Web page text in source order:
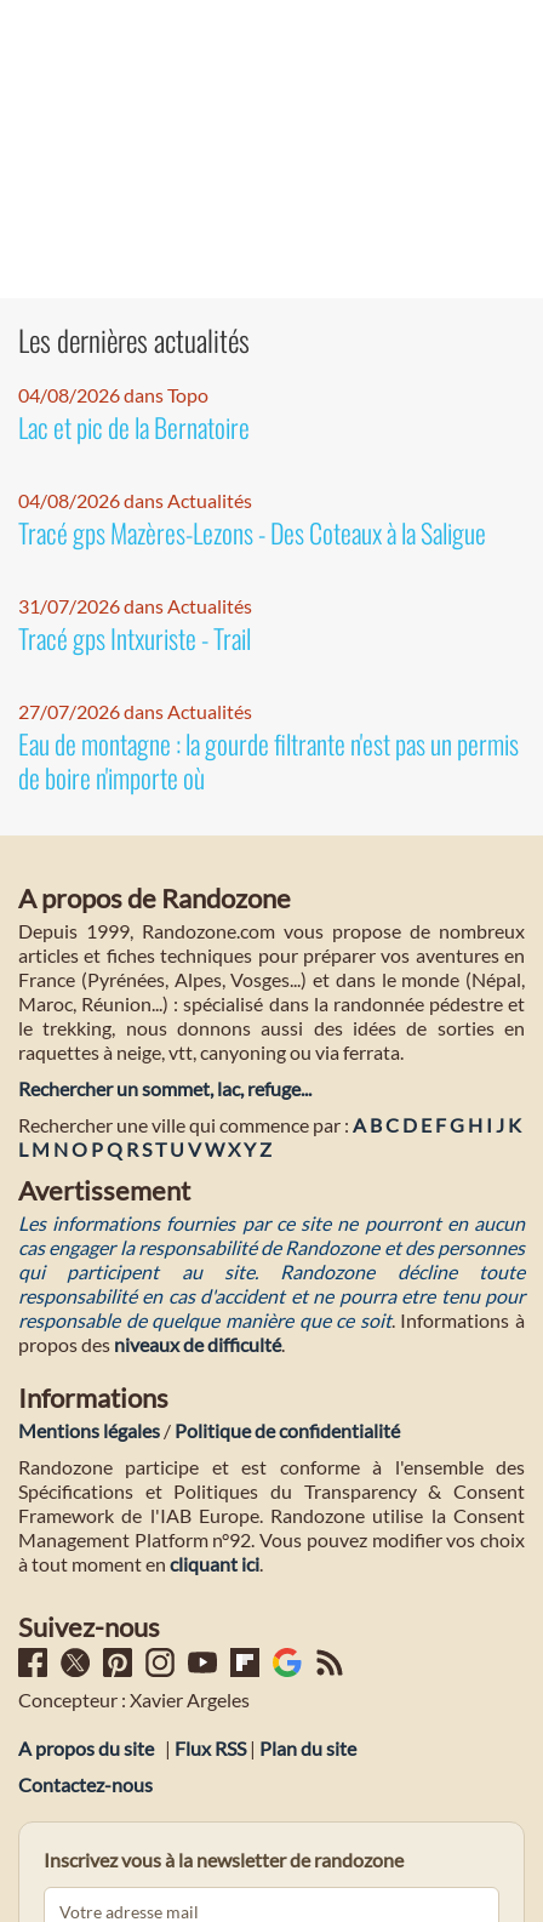
Les dernières actualités
04/08/2026 dans Topo
Lac et pic de la Bernatoire
04/08/2026 dans Actualités
Tracé gps Mazères-Lezons - Des Coteaux à la Saligue
31/07/2026 dans Actualités
Tracé gps Intxuriste - Trail
27/07/2026 dans Actualités
Eau de montagne : la gourde filtrante n'est pas un permis
de boire n'importe où
A propos de Randozone
Depuis 1999, Randozone.com vous propose de nombreux
articles et fiches techniques pour préparer vos aventures en
France (Pyrénées, Alpes, Vosges...) et dans le monde (Népal,
Maroc, Réunion...) : spécialisé dans la randonnée pédestre et
le trekking, nous donnons aussi des idées de sorties en
raquettes à neige, vtt, canyoning ou via ferrata.
Rechercher un sommet, lac, refuge...
Rechercher une ville qui commence par : A BC D E FG H I J K
L M NO PQ RST U VWXYZ
Avertissement
Les informations fournies par ce site ne pourront en aucun
cas engager la responsabilité de Randozone et des personnes
qui participent au site. Randozone décline toute
responsabilité en cas d'accident et ne pourra etre tenu pour
responsable de quelque manière que ce soit. Informations à
propos des niveaux de difficulté.
Informations
Mentions légales / Politique de confidentialité
Randozone participe et est conforme à l'ensemble des
Spécifications et Politiques du Transparency & Consent
Framework de l'IAB Europe. Randozone utilise la Consent
Management Platform n°92. Vous pouvez modifier vos choix
à tout moment en cliquant ici.
Suivez-nous
Concepteur : Xavier Argeles
A propos du site | Flux RSS| Plan du site
Contactez-nous
Inscrivez vous à la newsletter de randozone